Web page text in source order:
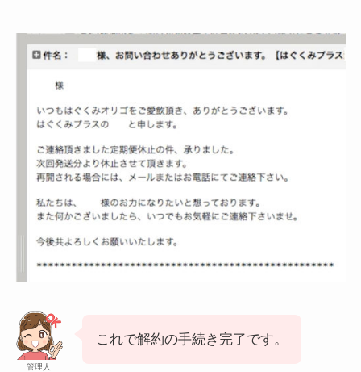
管理人
これで解約の手続き完了です。